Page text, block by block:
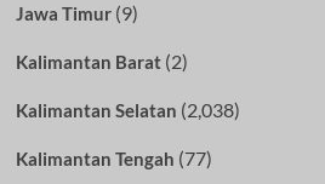
Jawa Timur(9)
Kalimantan Barat(2)
Kalimantan Selatan (2,038)
Kalimantan Tengah (77)